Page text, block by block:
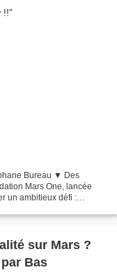
Bureau ▼ Des
Mars One, lancée
un ambitieux défi :
sur Mars ?
Bas